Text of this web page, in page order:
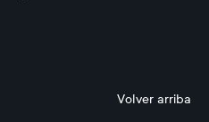
Volver arriba